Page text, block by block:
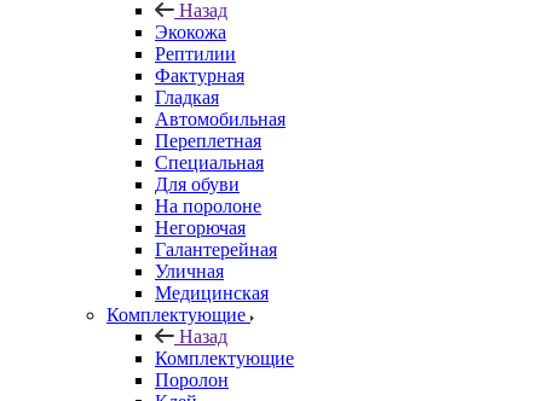
Назад
Экокожа
Рептилии
Фактурная
Гладкая
Автомобильная
Переплетная
Специальная
Для обуви
На поролоне
Негорючая
Галантерейная
Уличная
Медицинская
Комплектующие
Назад
Комплектующие
Поролон